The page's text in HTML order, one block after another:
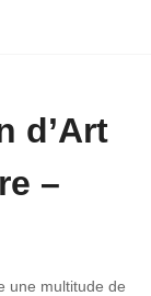
d’Art
–
une multitude de